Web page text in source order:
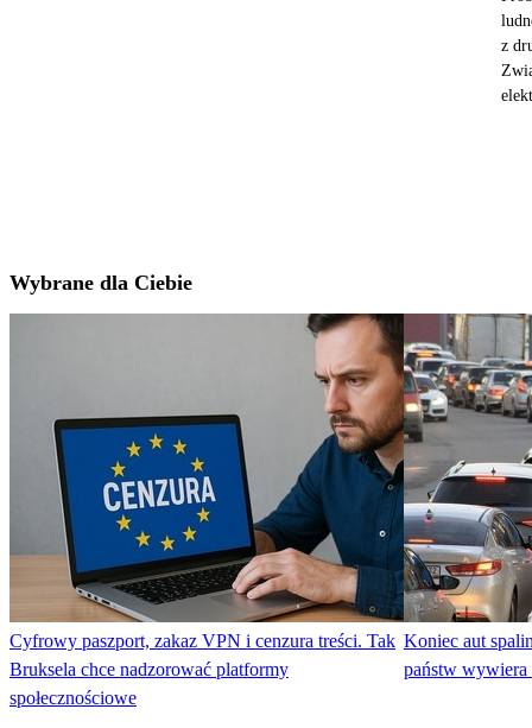
z
Wybrane dla Ciebie
Cyfrowy paszport, zakaz VPN i cenzura treści. Tak
Bruksela chce nadzorować platformy
społecznościowe
Koniec aut
państw wywiera